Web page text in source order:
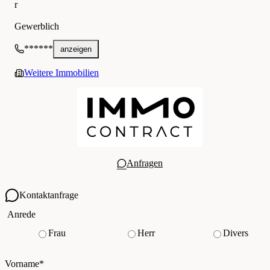
r
Gewerblich
****** anzeigen
Weitere Immobilien
Anfragen
Kontaktanfrage
Ihre Kontaktdaten
Anrede
Frau
Herr
Divers
Vorname*
Nachname